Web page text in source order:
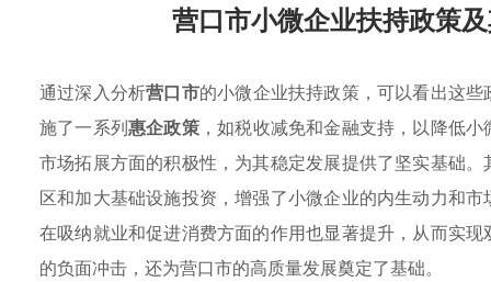
营口市小微企业扶持政策
通过深入分析营口市的小微企业扶持政策，可以看出这
施了一系列惠企政策，如税收减免和金融支持，以降低
市场拓展方面的积极性，为其稳定发展提供了坚实基础
区和加大基础设施投资，增强了小微企业的内生动力和
在吸纳就业和促进消费方面的作用也显著提升，从而实
的负面冲击，还为营口市的高质量发展奠定了基础。